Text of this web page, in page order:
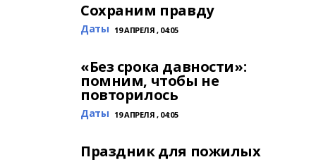
Сохраним правду
Даты 19 АПРЕЛЯ , 04:05
«Без срока давности»:
помним, чтобы не
повторилось
Даты 19 АПРЕЛЯ , 04:05
Праздник для пожилых